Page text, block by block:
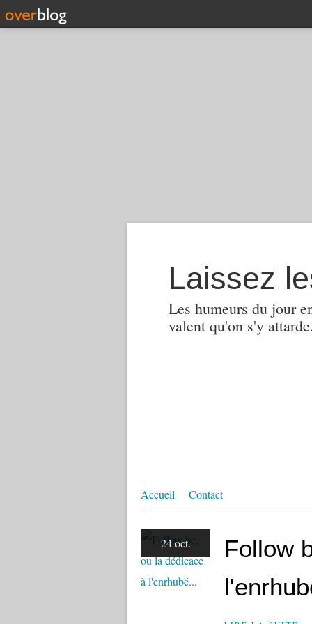
Laissez
Les humeurs du jour
valent qu'on s'y
Accueil Contact
24 oct.
Follow